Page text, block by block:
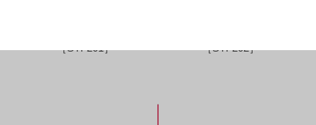
［STF201］
［STF202］